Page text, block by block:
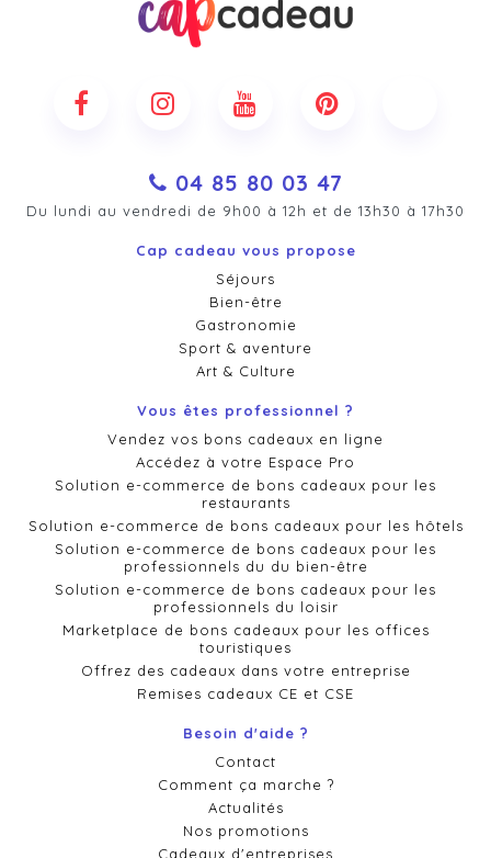
04 85 80 03 47
Du lundi au vendredi de 9h00 à 12h et de 13h30 à 17h30
Cap cadeau vous propose
Séjours
Bien-être
Gastronomie
Sport & aventure
Art & Culture
Vous êtes professionnel ?
Vendez vos bons cadeaux en ligne
Accédez à votre Espace Pro
Solution e-commerce de bons cadeaux pour les
restaurants
Solution e-commerce de bons cadeaux pour les hôtels
Solution e-commerce de bons cadeaux pour les
professionnels du du bien-être
Solution e-commerce de bons cadeaux pour les
professionnels du loisir
Marketplace de bons cadeaux pour les offices
touristiques
Offrez des cadeaux dans votre entreprise
Remises cadeaux CE et CSE
Besoin d'aide ?
Contact
Comment ça marche ?
Actualités
Nos promotions
Cadeaux d'entreprises